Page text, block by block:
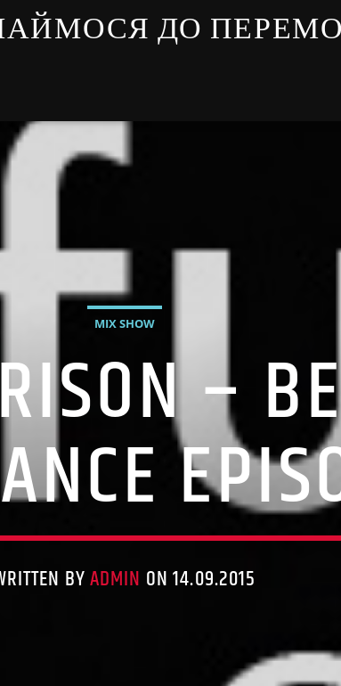
ДО
MIX SHOW
–
BYADMIN ON 14.09.2015